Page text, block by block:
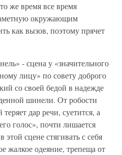
же время все время
окружающим
как вызов, поэтому прячет
- сцена у «значительного
лицу» по совету доброго
со своей бедой в надежде
шинели. От робости
дар речи, суетится, а
голос», почти лишается
сцене стягивать с себя
жалкое одеяние, трепеща от